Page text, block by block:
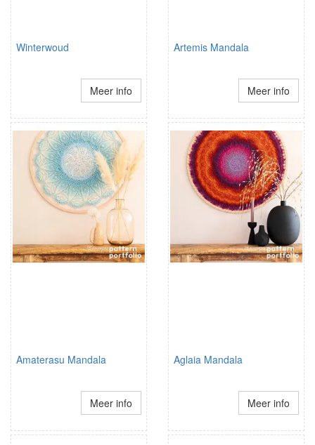
Winterwoud
Meer info
Artemis Mandala
Meer info
Amaterasu Mandala
Meer info
Aglaia Mandala
Meer info